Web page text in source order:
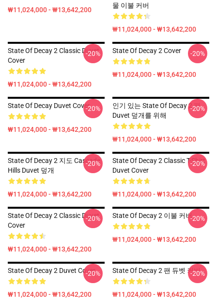
₩11,024,000 - ₩13,642,200
물 이불 커버
₩11,024,000 - ₩13,642,200
State Of Decay 2 Classic Duvet
Cover
₩11,024,000 - ₩13,642,200
-20% State Of Decay 2 Cover
₩11,024,000 - ₩13,642,200
-20%
State Of Decay Duvet Cover
₩11,024,000 - ₩13,642,200
-20%
인기 있는 State Of Decay 2 팬
Duvet 덮개를 위해
₩11,024,000 - ₩13,642,200
-20%
State Of Decay 2 지도 Cascade
Hills Duvet 덮개
₩11,024,000 - ₩13,642,200
-20%
State Of Decay 2 Classic T-Shirt
Duvet Cover
₩11,024,000 - ₩13,642,200
-20%
State Of Decay 2 Classic Duvet
Cover
₩11,024,000 - ₩13,642,200
-20% State Of Decay 2 이불 커버
₩11,024,000 - ₩13,642,200
-20%
State Of Decay 2 Duvet Cover
₩11,024,000 - ₩13,642,200
-20% State Of Decay 2 팬 듀벳 커버
₩11,024,000 - ₩13,642,200
-20%